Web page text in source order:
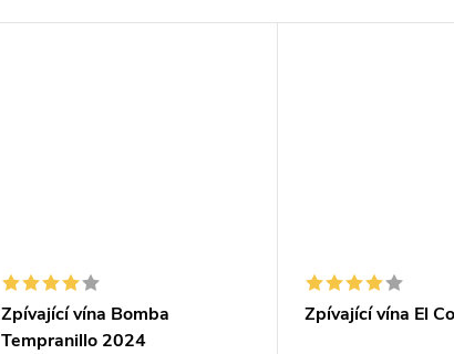
Zpívající vína Bomba
Tempranillo 2024
Zpívající vína El